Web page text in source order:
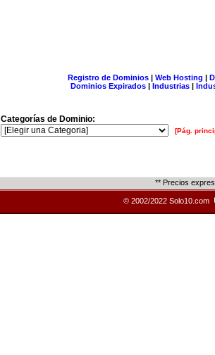
Registro de Dominios| Web Hosting |
Dominios Expirados | Industrias |
Categorías de Dominio:
[Pág.
** Precios
© 2002/2022 Solo10.com